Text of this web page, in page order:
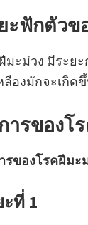
ะฟักตัวข
มะม่วง มีระย
ลืองมักจะเกิด
ารของโ
รของโรคฝีมะ
ะที่ 1